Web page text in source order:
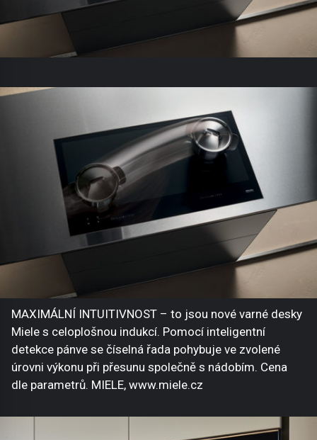
MAXIMÁLNÍ INTUITIVNOST – to jsou nové varné desky
Miele s celoplošnou indukcí. Pomocí inteligentní
detekce pánve se číselná řada pohybuje ve zvolené
úrovni výkonu při přesunu společně s nádobím. Cena
dle parametrů. MIELE, www.miele.cz